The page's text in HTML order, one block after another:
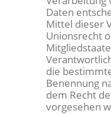
Daten
Mittel dieser
Unionsrecht
die
Benennung
dem Recht
vorgesehen